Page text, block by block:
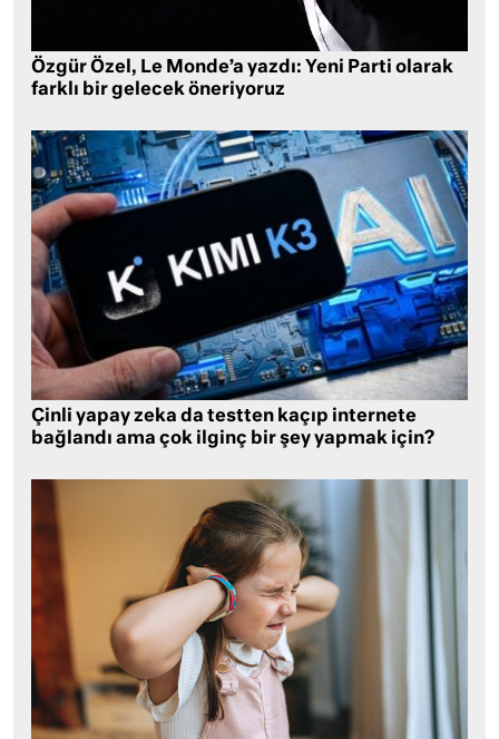
Özgür Özel, Le Monde’a yazdı: Yeni Parti olarak
farklı bir gelecek öneriyoruz
Çinli yapay zeka da testten kaçıp internete
bağlandı ama çok ilginç bir şey yapmak için?